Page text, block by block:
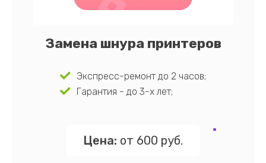
Замена шнура принтеров
Экспресс-ремонт до 2 часов;
Гарантия - до 3-х лет;
Цена: от 600 руб.